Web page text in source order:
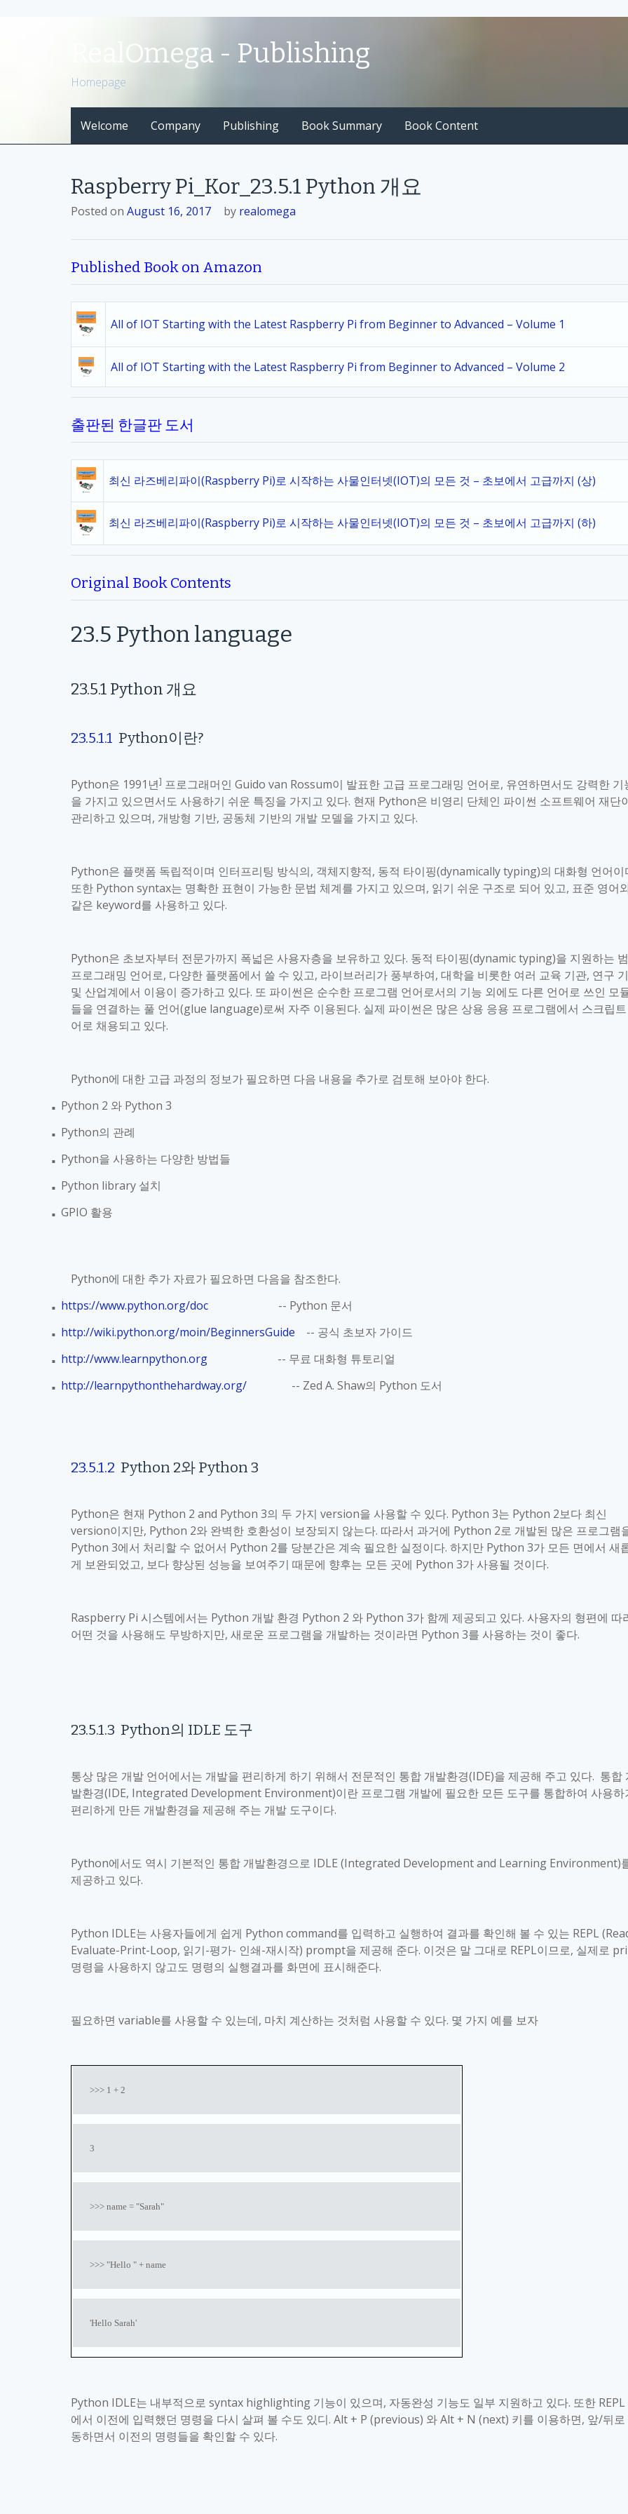
o
RealOmega - Publishing
Homepage
Welcome Company Publishing Book Summary Book Content
Raspberry Pi_Kor_23.5.1 Python 개요
Posted on August 16, 2017 by realomega
Published Book on Amazon
All of IOT Starting with the Latest Raspberry Pi from Beginner to Advanced – Volume 1
All of IOT Starting with the Latest Raspberry Pi from Beginner to Advanced – Volume 2
출판된 한글판 도서
최신 라즈베리파이(Raspberry Pi)로 시작하는 사물인터넷(IOT)의 모든 것 – 초보에서 고급까지 (상)
최신 라즈베리파이(Raspberry Pi)로 시작하는 사물인터넷(IOT)의 모든 것 – 초보에서 고급까지 (하)
Original Book Contents
23.5 Python language
23.5.1 Python 개요
23.5.1.1 Python이란?
Python은 1991 년] 프로그래머인 Guido van Rossum이 발표한 고급 프로그래밍 언어로, 유연하면서도 강력한 기
을 가지고 있으면서도 사용하기 쉬운 특징을 가지고 있다. 현재 Python은 비영리 단체인 파이썬 소프트웨어 재단
관리하고 있으며, 개방형 기반, 공동체 기반의 개발 모델을 가지고 있다.
Python은 플랫폼 독립적이며 인터프리팅 방식의, 객체지향적, 동적 타이핑(dynamically typing)의 대화형 언어이
또한 Python syntax는 명확한 표현이 가능한 문법 체계를 가지고 있으며, 읽기 쉬운 구조로 되어 있고, 표준 영어
같은 keyword를 사용하고 있다.
Python은 초보자부터 전문가까지 폭넓은 사용자층을 보유하고 있다. 동적 타이핑(dynamic typing)을 지원하는
프로그래밍 언어로, 다양한 플랫폼에서 쓸 수 있고, 라이브러리가 풍부하여, 대학을 비롯한 여러 교육 기관, 연구
및 산업계에서 이용이 증가하고 있다. 또 파이썬은 순수한 프로그램 언어로서의 기능 외에도 다른 언어로 쓰인 모
들을 연결하는 풀 언어(glue language)로써 자주 이용된다. 실제 파이썬은 많은 상용 응용 프로그램에서 스크립
어로 채용되고 있다.
Python에 대한 고급 과정의 정보가 필요하면 다음 내용을 추가로 검토해 보아야 한다.
■ Python 2 와 Python 3
■ Python의 관례
■ Python을 사용하는 다양한 방법들
■ Python library 설치
■ GPIO 활용
Python에 대한 추가 자료가 필요하면 다음을 참조한다.
■ https://www.python.org/doc -- Python 문서
■ http://wiki.python.org/moin/BeginnersGuide -- 공식 초보자 가이드
■ http://www.learnpython.org -- 무료 대화형 튜토리얼
■ http://learnpythonthehardway.org/ -- Zed A. Shaw의 Python 도서
23.5.1.2 Python 2와 Python 3
Python은 현재 Python 2 and Python 3의 두 가지 version을 사용할 수 있다. Python 3는 Python 2보다 최신
version이지만, Python 2와 완벽한 호환성이 보장되지 않는다. 따라서 과거에 Python 2로 개발된 많은 프로그램
Python 3에서 처리할 수 없어서 Python 2를 당분간은 계속 필요한 실정이다. 하지만 Python 3가 모든 면에서 새
게 보완되었고, 보다 향상된 성능을 보여주기 때문에 향후는 모든 곳에 Python 3가 사용될 것이다.
Raspberry Pi 시스템에서는 Python 개발 환경 Python 2 와 Python 3가 함께 제공되고 있다. 사용자의 형편에 따
어떤 것을 사용해도 무방하지만, 새로운 프로그램을 개발하는 것이라면 Python 3를 사용하는 것이 좋다.
23.5.1.3 Python의 IDLE 도구
통상 많은 개발 언어에서는 개발을 편리하게 하기 위해서 전문적인 통합 개발환경(IDE)을 제공해 주고 있다. 통합
발환경(IDE, Integrated Development Environment)이란 프로그램 개발에 필요한 모든 도구를 통합하여 사용하
편리하게 만든 개발환경을 제공해 주는 개발 도구이다.
Python에서도 역시 기본적인 통합 개발환경으로 IDLE (Integrated Development and Learning Environment)
제공하고 있다.
Python IDLE는 사용자들에게 쉽게 Python command를 입력하고 실행하여 결과를 확인해 볼 수 있는 REPL
Evaluate-Print-Loop, 읽기-평가- 인쇄-재시작) prompt을 제공해 준다. 이것은 말 그대로 REPL이므로, 실제로
명령을 사용하지 않고도 명령의 실행결과를 화면에 표시해준다.
필요하면 variable를 사용할 수 있는데, 마치 계산하는 것처럼 사용할 수 있다. 몇 가지 예를 보자
>>> 1 + 2
3
>>> name = "Sarah"
>>> "Hello " + name
'Hello Sarah'
Python IDLE는 내부적으로 syntax highlighting 기능이 있으며, 자동완성 기능도 일부 지원하고 있다. 또한 REPL
에서 이전에 입력했던 명령을 다시 살펴 볼 수도 있디. Alt + P (previous) 와Alt + N (next) 키를 이용하면, 앞/뒤
동하면서 이전의 명령들을 확인할 수 있다.